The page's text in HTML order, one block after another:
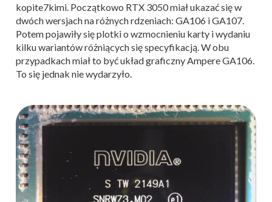
kopite7kimi. Początkowo RTX 3050 miał ukazać się w
dwóch wersjach na różnych rdzeniach: GA106 i GA107.
Potem pojawiły się plotki o wzmocnieniu karty i wydaniu
kilku wariantów różniących się specyfikacją. W obu
przypadkach miał to być układ graficzny Ampere GA106.
To się jednak nie wydarzyło.